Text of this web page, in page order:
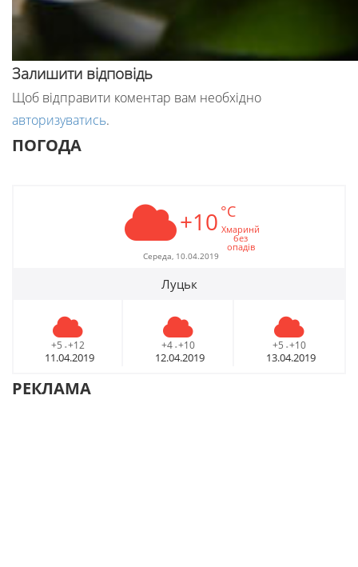
Залишити відповідь
Щоб відправити коментар вам необхідно
авторизуватись.
ПОГОДА
+10 °C
Хмаринй
без
опадів
Середа, 10.04.2019
Луцьк
+5 - +12
11.04.2019
+4 - +10
12.04.2019
+5 - +10
13.04.2019
РЕКЛАМА